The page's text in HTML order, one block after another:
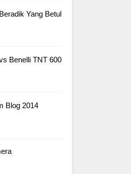
Yang Betul
Benelli TNT 600
Blog 2014